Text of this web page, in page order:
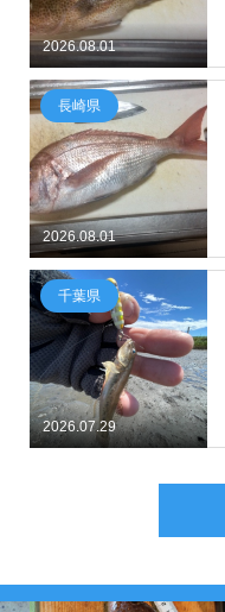
2026.08.01
2026.08.01
長崎県
2026.07.29
千葉県